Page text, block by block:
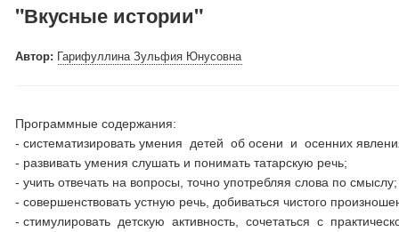
"Вкусные истории"
Автор: Гарифуллина Зульфия Юнусовна
Программные содержания:
- систематизировать умения детей об осени и осенних
- развивать умения слушать и понимать татарскую речь;
- учить отвечать на вопросы, точно употребляя слова по смыслу;
- совершенствовать устную речь, добиваться чистого
- стимулировать детскую активность, сочетаться с